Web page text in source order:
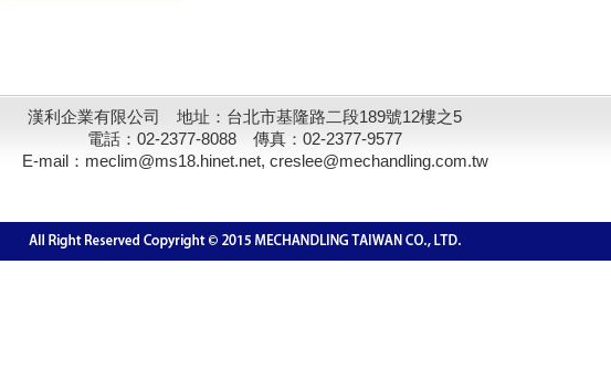
漢利企業有限公司 地址：台北市基隆路二段189號12樓之5
電話：02-2377-8088 傳真：02-2377-9577
E-mail：meclim@ms18.hinet.net, creslee@mechandling.com.tw